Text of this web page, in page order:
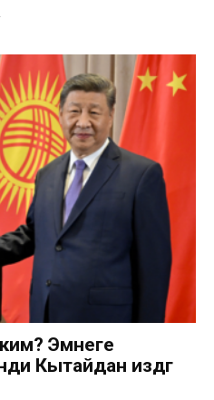
Эмнеге
Кытайдан издөөгө